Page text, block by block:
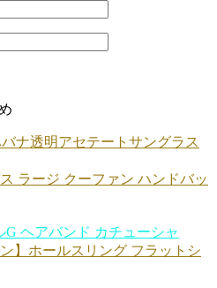
ナ透明アセテートサングラス
ラージ クーファン ハンドバッ
ヘアバンド カチューシャ
】ホールスリング フラットシ